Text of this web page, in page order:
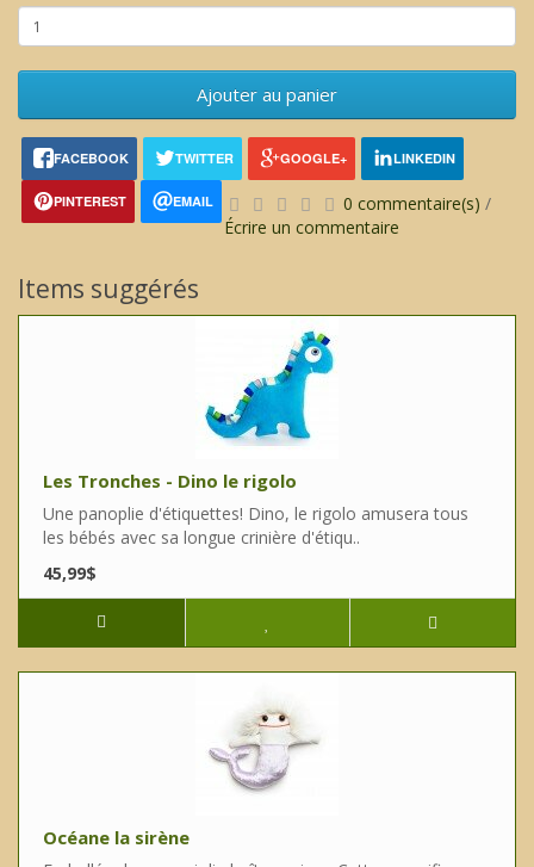
Ajouter au panier
FACEBOOK TWITTER GOOGLE+ LINKEDIN
PINTEREST EMAIL 0 commentaire(s) /
Écrire un commentaire
Items suggérés
Les Tronches - Dino le rigolo
Une panoplie d'étiquettes! Dino, le rigolo amusera tous
les bébés avec sa longue crinière d'étiqu..
45,99$
Océane la sirène